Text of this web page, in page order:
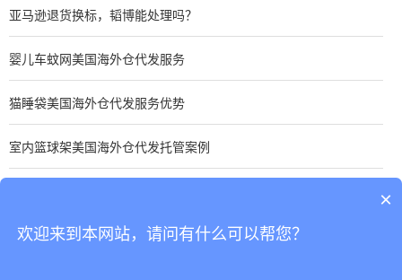
亚马逊退货换标，韬博能处理吗？
婴儿车蚊网美国海外仓代发服务
猫睡袋美国海外仓代发服务优势
室内篮球架美国海外仓代发托管案例
×
欢迎来到本网站，请问有什么可以帮您？